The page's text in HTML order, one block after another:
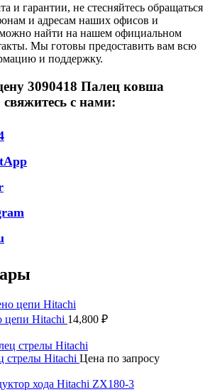
и гарантии, не стесняйтесь обращаться
и адресам наших офисов и
найти на нашем официальном
Мы готовы предоставить вам всю
и поддержку.
3090418 Палец ковша
с нами:
цепи Hitachi 14,800 ₽
стрелы Hitachi Цена по запросу